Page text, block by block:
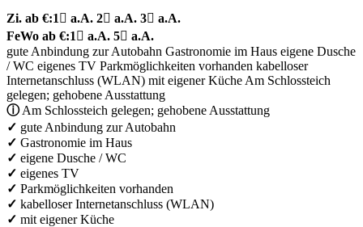
Zi. ab €:1  a.A. 2 a.A. 3 a.A.
FeWo ab €:1  a.A. 5 a.A.
gute Anbindung zur Autobahn Gastronomie im Haus eigene Dusche
/ WC eigenes TV Parkmöglichkeiten vorhanden kabelloser
Internetanschluss (WLAN) mit eigener Küche Am Schlossteich
gelegen; gehobene Ausstattung
ⓘAm Schlossteich gelegen; gehobene Ausstattung
✓ gute Anbindung zur Autobahn
✓ Gastronomie im Haus
✓ eigene Dusche / WC
✓ eigenes TV
✓ Parkmöglichkeiten vorhanden
✓ kabelloser Internetanschluss (WLAN)
✓ mit eigener Küche